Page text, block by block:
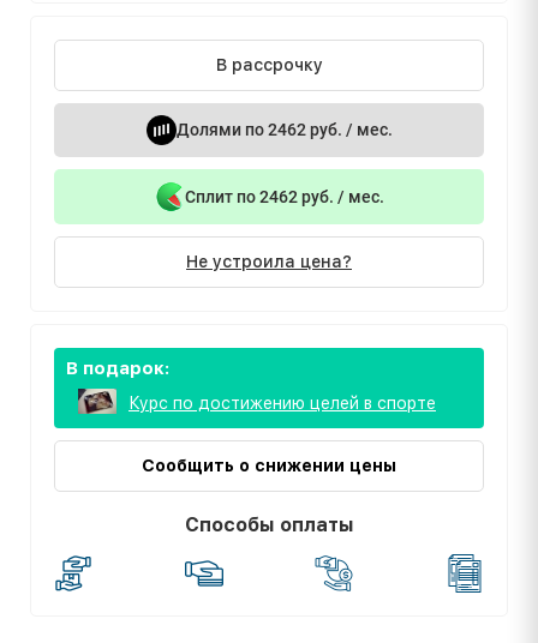
В рассрочку
Долями по 2462 руб. / мес.
Сплит по 2462 руб. / мес.
Не устроила цена?
В подарок:
Курс по достижению целей в спорте
Сообщить о снижении цены
Способы оплаты